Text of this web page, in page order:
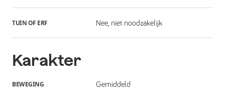
TUIN OF ERF Nee, niet noodzakelijk
Karakter
BEWEGING Gemiddeld